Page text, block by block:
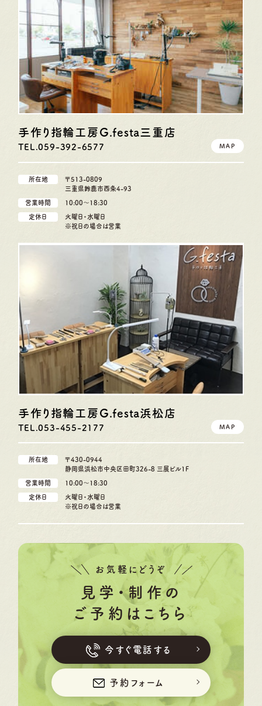
手作り指輪工房G.festa三重店
TEL.059-392-6577 MAP
所在地
〒513-0809
三重県鈴鹿市西条4-93
営業時間 10:00〜18:30
定休日
火曜日・水曜日
※祝日の場合は営業
手作り指輪工房G.festa浜松店
TEL.053-455-2177 MAP
所在地
〒430-0944
静岡県浜松市中央区田町326-8 三展ビル1F
営業時間 10:00〜18:30
定休日
火曜日・水曜日
※祝日の場合は営業
お気軽にどうぞ
見学・制作の
ご予約はこちら
今すぐ電話する
予約フォーム